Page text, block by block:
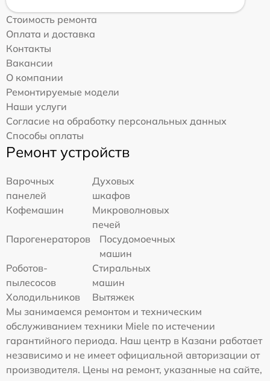
Стоимость ремонта
Оплата и доставка
Контакты
Вакансии
О компании
Ремонтируемые модели
Наши услуги
Согласие на обработку персональных данных
Способы оплаты
Ремонт устройств
Варочных
панелей
Духовых
шкафов
Кофемашин
Микроволновых
печей
Парогенераторов
Посудомоечных
машин
Роботов-
пылесосов
Стиральных
машин
Холодильников
Вытяжек
Мы занимаемся ремонтом и техническим
обслуживанием техники Miele по истечении
гарантийного периода. Наш центр в Казани работает
независимо и не имеет официальной авторизации от
производителя. Цены на ремонт, указанные на сайте,